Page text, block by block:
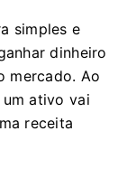
simples e
dinheiro
mercado. Ao
ativo vai
receita